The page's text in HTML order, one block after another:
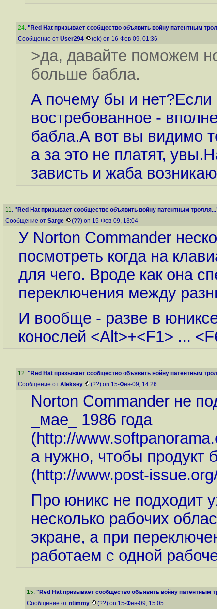
24. "Red Hat призывает сообщество объявить войну патентным
Сообщение от User294 (ok) on 16-Фев-09, 01:36
>да, давайте поможем
больше бабла.
А почему бы и нет?Если
востребованное -
бабла.А вот вы видимо
а за это не платят,
зависть и жаба
11. "Red Hat призывает сообщество объявить войну патентным
Сообщение от Sarge (??) on 15-Фев-09, 13:04
У Norton Commander
посмотреть когда на
для чего. Вроде как она
переключения между
И вообще - разве в
конослей <Alt>+<F1> ...
12. "Red Hat призывает сообщество объявить войну патентным
Сообщение от Aleksey (??) on 15-Фев-09, 14:26
Norton Commander не
_мае_ 1986 года
(http://
а нужно, чтобы продукт
(http://www.post-
Про юникс не подходит
несколько рабочих
экране, а при
работаем с одной
15. "Red Hat призывает сообщество объявить войну патентным
Сообщение от ntimmy (??) on 15-Фев-09, 15:05